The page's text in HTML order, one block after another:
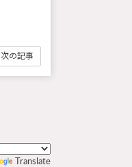
次の記事
Translate